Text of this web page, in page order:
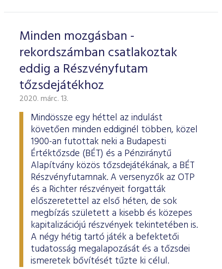
Minden mozgásban -
rekordszámban csatlakoztak
eddig a Részvényfutam
tőzsdejátékhoz
2020. márc. 13.
Mindössze egy héttel az indulást
követően minden eddiginél többen, közel
1900-an futottak neki a Budapesti
Értéktőzsde (BÉT) és a Pénziránytű
Alapítvány közös tőzsdejátékának, a BÉT
Részvényfutamnak. A versenyzők az OTP
és a Richter részvényeit forgatták
előszeretettel az első héten, de sok
megbízás született a kisebb és közepes
kapitalizációjú részvények tekintetében is.
A négy hétig tartó játék a befektetői
tudatosság megalapozását és a tőzsdei
ismeretek bővítését tűzte ki célul.